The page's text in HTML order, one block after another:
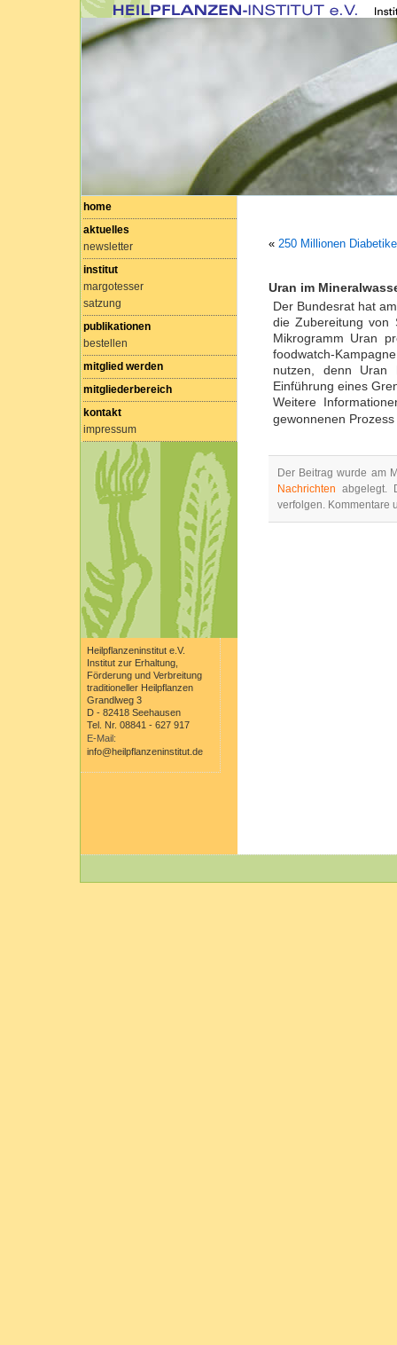
home
aktuelles
newsletter
institut
margotesser
satzung
publikationen
bestellen
mitglied werden
mitgliederbereich
kontakt
impressum
Heilpflanzeninstitut e.V.
Institut zur Erhaltung,
Förderung und Verbreitung
traditioneller Heilpflanzen
Grandlweg 3
D - 82418 Seehausen
Tel. Nr. 08841 - 627 917
E-Mail:
info@heilpflanzeninstitut.de
« 250 Millionen
Uran im
Der Bundesrat hat
die Zubereitung von
Mikrogramm Uran
foodwatch-
nutzen, denn Uran
Einführung eines
Weitere
gewonnenen Prozess
Der Beitrag wurde am
Nachrichten abgelegt.
verfolgen. Kommentare